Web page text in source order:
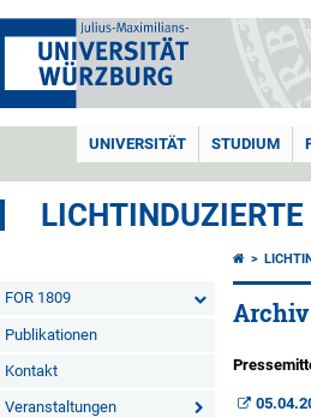
UNIVERSITÄT STUDIUM
FOR 1809
Publikationen
Kontakt
Veranstaltungen
Archiv